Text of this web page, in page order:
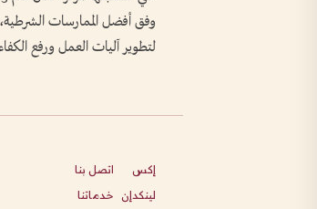
وفق أفضل الممارسات الشرطية،
لتطوير آليات العمل ورفع
إكس
لينكدإن
اتصل بنا
خدماتنا